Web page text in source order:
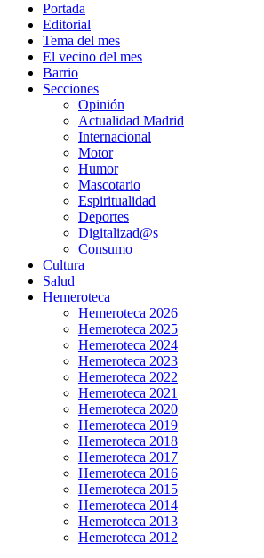
Portada
Editorial
Tema del mes
El vecino del mes
Barrio
Secciones
Opinión
Actualidad Madrid
Internacional
Motor
Humor
Mascotario
Espiritualidad
Deportes
Digitalizad@s
Consumo
Cultura
Salud
Hemeroteca
Hemeroteca 2026
Hemeroteca 2025
Hemeroteca 2024
Hemeroteca 2023
Hemeroteca 2022
Hemeroteca 2021
Hemeroteca 2020
Hemeroteca 2019
Hemeroteca 2018
Hemeroteca 2017
Hemeroteca 2016
Hemeroteca 2015
Hemeroteca 2014
Hemeroteca 2013
Hemeroteca 2012